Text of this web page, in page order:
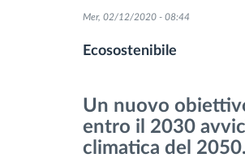
Pianificazione dei
Identificazione
conducente
Mer, 02/12/2020 - 08:44
Ecosostenibile
Un nuovo
entro il 2030
climatica del 2050.